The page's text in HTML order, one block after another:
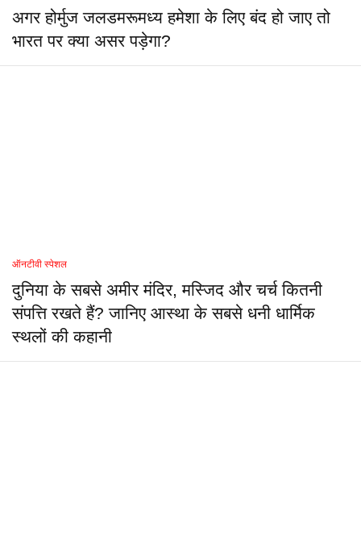
अगर होर्मुज जलडमरूमध्य हमेशा के लिए बंद हो जाए तो
भारत पर क्या असर पड़ेगा?
ऑनटीवी स्पेशल
दुनिया के सबसे अमीर मंदिर, मस्जिद और चर्च कितनी
संपत्ति रखते हैं? जानिए आस्था के सबसे धनी धार्मिक
स्थलों की कहानी